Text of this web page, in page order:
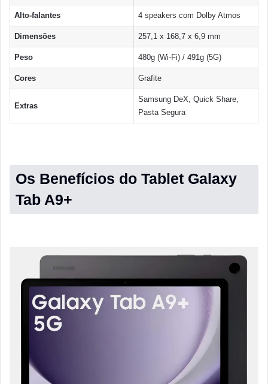
Alto-falantes 4 speakers com Dolby Atmos
Dimensões 257,1 x 168,7 x 6,9 mm
Peso 480g (Wi-Fi) / 491g (5G)
Cores Grafite
Extras
Samsung DeX, Quick Share,
Pasta Segura
Os Benefícios do Tablet Galaxy
Tab A9+